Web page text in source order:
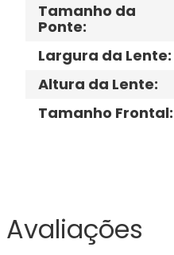
Tamanho da
Ponte:
Largura da Lente:
Altura da Lente:
Tamanho Frontal:
Avaliações